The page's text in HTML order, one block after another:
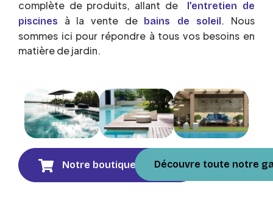
complète de produits, allant de l’entretien de
piscines
à la vente de bains de soleil. Nous
sommes ici pour répondre à tous vos besoins en
matière de jardin.
Notre boutique en ligneDécouvre toute notre